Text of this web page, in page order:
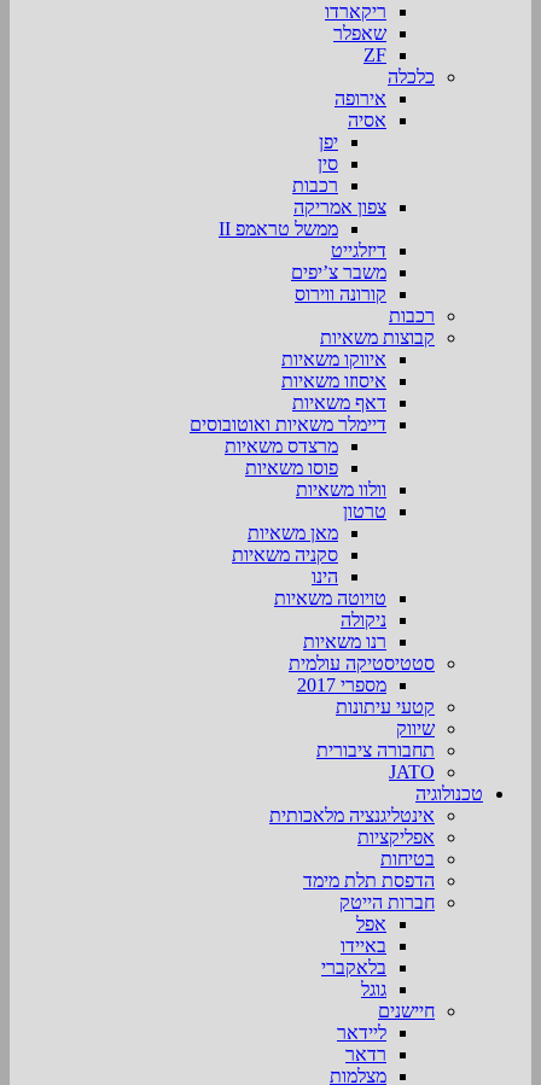
ריקארדו
שאפלר
ZF
כלכלה
אירופה
אסיה
יפן
סין
רכבות
צפון אמריקה
ממשל טראמפ II
דיזלגייט
משבר צ’יפים
קורונה ווירוס
רכבות
קבוצות משאיות
איווקו משאיות
איסוזו משאיות
דאף משאיות
דיימלר משאיות ואוטובוסים
מרצדס משאיות
פוסו משאיות
וולוו משאיות
טרטון
מאן משאיות
סקניה משאיות
הינו
טויוטה משאיות
ניקולה
רנו משאיות
סטטיסטיקה עולמית
מספרי 2017
קטעי עיתונות
שיווק
תחבורה ציבורית
JATO
טכנולוגיה
אינטליגנציה מלאכותית
אפליקציות
בטיחות
הדפסת תלת מימד
חברות הייטק
אפל
באיידו
בלאקברי
גוגל
חיישנים
ליידאר
רדאר
מצלמות